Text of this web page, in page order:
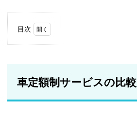
目次
ビス
の比
車定額制サービスの比較